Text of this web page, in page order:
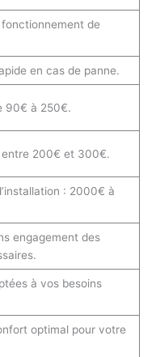
de
en cas de panne.
90€ à 250€.
entre 200€ et 300€.
: 2000€ à
engagement des
à vos besoins
optimal pour votre